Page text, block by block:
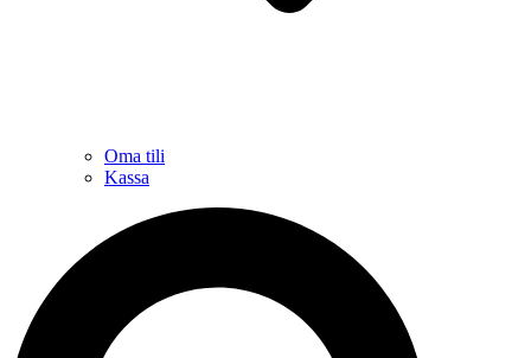
Oma tili
Kassa